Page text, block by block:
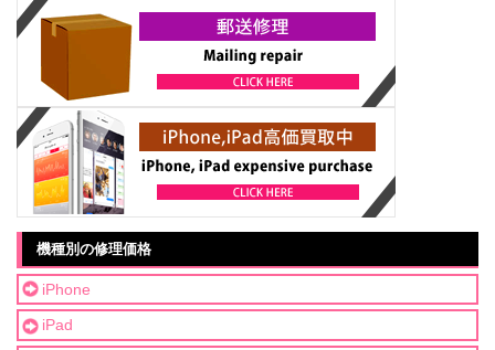
機種別の修理価格
iPhone
iPad